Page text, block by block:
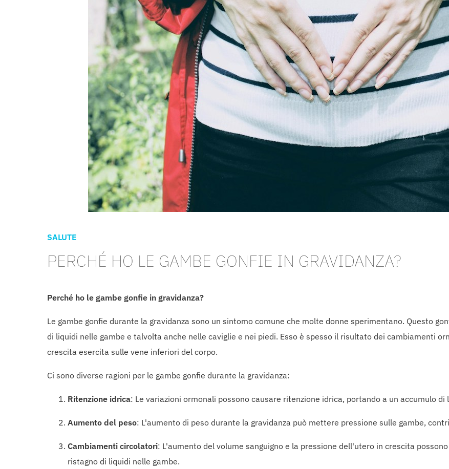
SALUTE
PERCHÉ HO LE GAMBE GONFIE IN GRAVIDANZA?
Perché ho le gambe gonfie in gravidanza?
Le gambe gonfie durante la gravidanza sono un sintomo comune che molte donne sperimentano. Questo
di liquidi nelle gambe e talvolta anche nelle caviglie e nei piedi. Esso è spesso il risultato dei cambiamenti
crescita esercita sulle vene inferiori del corpo.
Ci sono diverse ragioni per le gambe gonfie durante la gravidanza:
Ritenzione idrica: Le variazioni ormonali possono causare ritenzione idrica, portando a un accumulo di
Aumento del peso: L'aumento di peso durante la gravidanza può mettere pressione sulle gambe,
Cambiamenti circolatori: L'aumento del volume sanguigno e la pressione dell'utero in crescita
ristagno di liquidi nelle gambe.